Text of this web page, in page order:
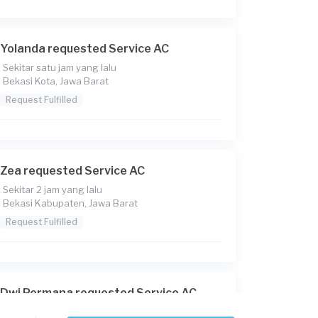
Yolanda requested Service AC
Sekitar satu jam yang lalu
Bekasi Kota, Jawa Barat
Request Fulfilled
Zea requested Service AC
Sekitar 2 jam yang lalu
Bekasi Kabupaten, Jawa Barat
Request Fulfilled
Dwi Permana requested Service AC